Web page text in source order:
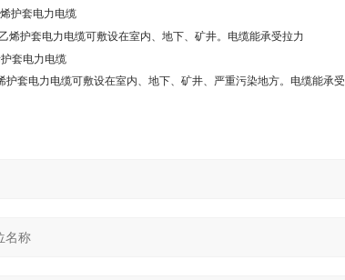
护套电力电缆
烯护套电力电缆可敷设在室内、地下、矿井。电缆能承受拉力
套电力电缆
套电力电缆可敷设在室内、地下、矿井、严重污染地方。电缆能承受